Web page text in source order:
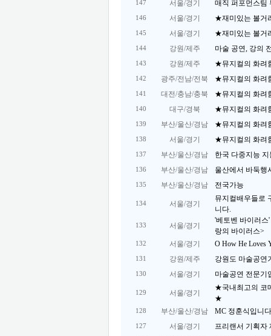
147 서울/경기 매직 퍼포먼스팀
146 서울/경기 ★재미있는 볼거
145 서울/경기 ★재미있는 볼거
144 강원/제주 마술 공연, 강의
143 강원/제주 ★뮤지컬의 화려
142 광주/전남/전북 ★뮤지컬의 화려
141 대전/충남/충북 ★뮤지컬의 화려
140 대구/경북 ★뮤지컬의 화려
139 부산/울산/경남 ★뮤지컬의 화려
138 서울/경기 ★뮤지컬의 화려
137 부산/울산/경남 한국 다중지능
136 부산/울산/경남 울산에서 바둑행
135 부산/울산/경남 전국가능
134 서울/경기
뮤지컬배우들로
니다.
133 서울/경기
'베토벤 바이러스
랑의 바이러스>
132 서울/경기 O How He Loves
131 강원/제주 강원도 마술공연
130 서울/경기 마술공연 전문기
129 서울/경기
★국내최고의 코
★
128 부산/울산/경남 MC 정훈식입니
127 서울/경기 프리랜서 기획자